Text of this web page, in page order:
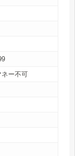
ネー不可